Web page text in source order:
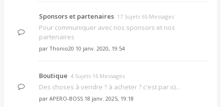
Sponsors et partenaires 17 Sujets 65 Messages
Pour communiquer avec nos sponsors et nos
partenaires
par Thonio20 10 janv. 2020, 19:54
Boutique 4 Sujets 16 Messages
Des choses à vendre ? à acheter ? c'est par ici...
par APERO-BOSS 18 janv. 2025, 19:18